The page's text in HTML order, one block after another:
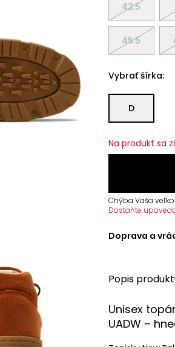
42.5
45.5
Vybrať šírka:
D
Na produkt sa
Chýba Vaša
Dostaňte
Doprava a
Popis
Unisex
UADW –